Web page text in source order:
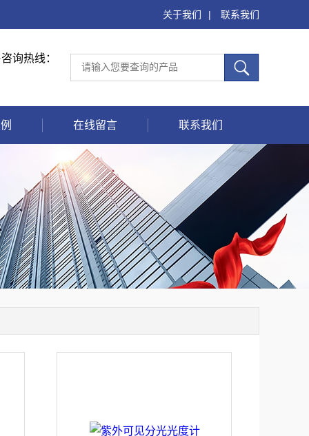
关于我们 | 联系我们
询热线：
在线留言 联系我们